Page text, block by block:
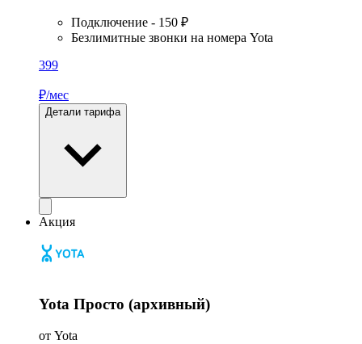
Подключение - 150 ₽
Безлимитные звонки на номера Yota
399
₽/мес
Детали тарифа
Акция
Yota Просто (архивный)
от Yota